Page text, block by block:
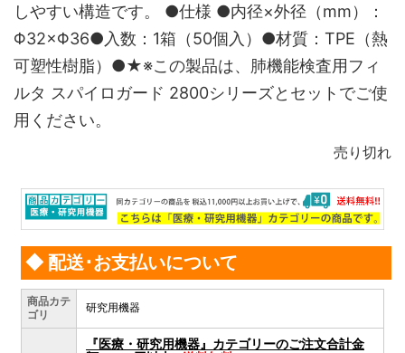
しやすい構造です。 ●仕様 ●内径×外径（mm）：
Φ32×Φ36●入数：1箱（50個入）●材質：TPE（熱
可塑性樹脂）●★※この製品は、肺機能検査用フィ
ルタ スパイロガード 2800シリーズとセットでご使
用ください。
売り切れ